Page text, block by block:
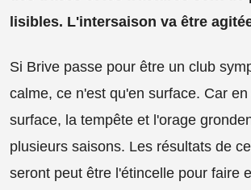
lisibles. L'intersaison va être
Si Brive passe pour être un club
calme, ce n'est qu'en surface. Car
surface, la tempête et l'orage
plusieurs saisons. Les résultats de
seront peut être l'étincelle pour faire